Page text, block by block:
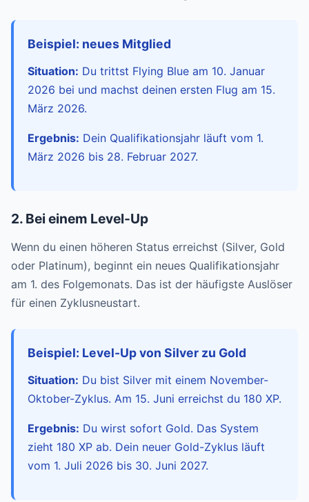
Beispiel: neues Mitglied
Situation: Du trittst Flying Blue am 10. Januar
2026 bei und machst deinen ersten Flug am 15.
März 2026.
Ergebnis: Dein Qualifikationsjahr läuft vom 1.
März 2026 bis 28. Februar 2027.
2. Bei einem Level-Up
Wenn du einen höheren Status erreichst (Silver, Gold
oder Platinum), beginnt ein neues Qualifikationsjahr
am 1. des Folgemonats. Das ist der häufigste Auslöser
für einen Zyklusneustart.
Beispiel: Level-Up von Silver zu Gold
Situation: Du bist Silver mit einem November-
Oktober-Zyklus. Am 15. Juni erreichst du 180 XP.
Ergebnis: Du wirst sofort Gold. Das System
zieht 180 XP ab. Dein neuer Gold-Zyklus läuft
vom 1. Juli 2026 bis 30. Juni 2027.